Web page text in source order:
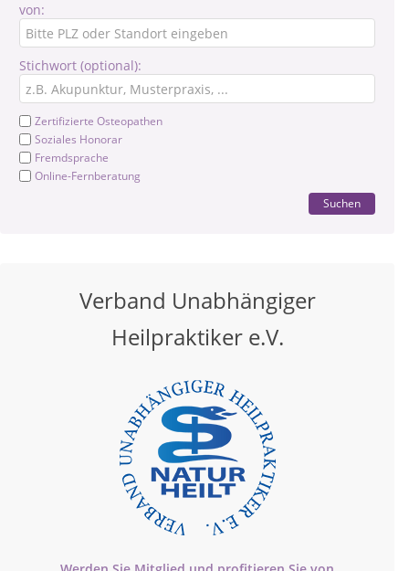
von:
Stichwort (optional):
Zertifizierte Osteopathen
Soziales Honorar
Fremdsprache
Online-Fernberatung
Suchen
Verband Unabhängiger
Heilpraktiker e.V.